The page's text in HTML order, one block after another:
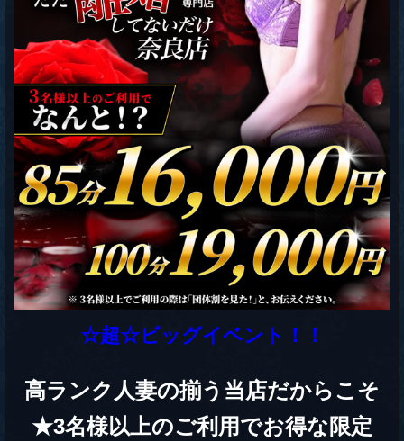
☆超☆ビッグイベント！！
高ランク人妻の揃う当店だからこそ
★3名様以上のご利用でお得な限定